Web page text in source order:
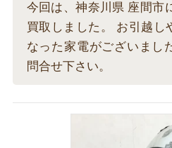
今回は、神奈川県 座間市
買取しました。 お引越し
なった家電がございまし
問合せ下さい。